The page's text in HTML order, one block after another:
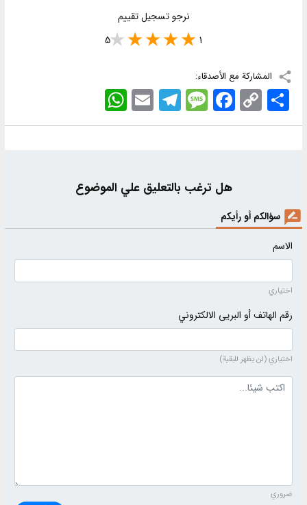
نرجو تسجيل تقييم
1
5
المشاركة مع الأصدقاء:
WhatsApp EmailTelegramMessageFacebook Copy
Link
اشتراک
هل ترغب بالتعليق علي الموضوع
سؤالكم أو رأيكم
الاسم
اختياري
رقم الهاتف أو البريى الالكتروني
اختياري (لن يظهر للبقية)
نص التعليق
ضروري